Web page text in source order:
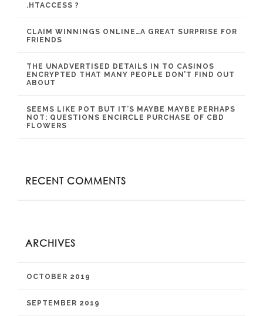
.HTACCESS ?
CLAIM WINNINGS ONLINE…A GREAT SURPRISE FOR
FRIENDS
THE UNADVERTISED DETAILS IN TO CASINOS
ENCRYPTED THAT MANY PEOPLE DON’T FIND OUT
ABOUT
SEEMS LIKE POT BUT IT’S MAYBE MAYBE PERHAPS
NOT: QUESTIONS ENCIRCLE PURCHASE OF CBD
FLOWERS
RECENT COMMENTS
ARCHIVES
OCTOBER 2019
SEPTEMBER 2019